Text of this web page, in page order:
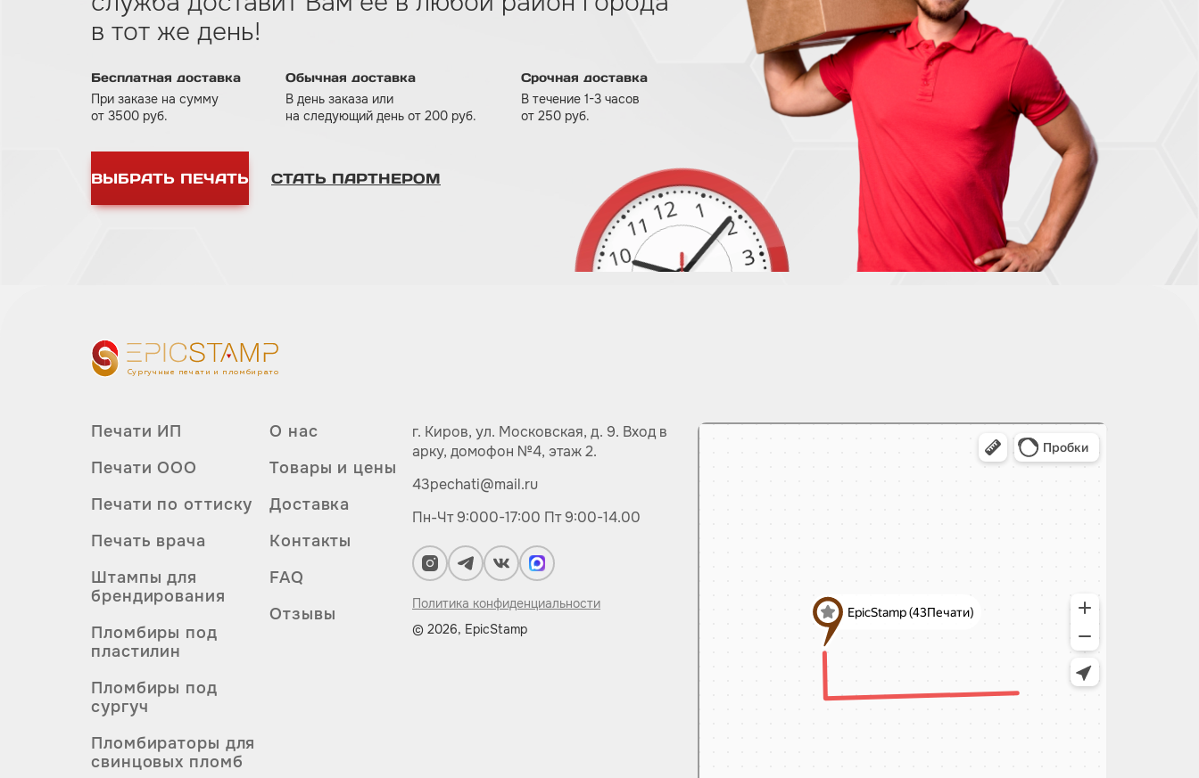
в тот же день!
Бесплатная доставка
При заказе на сумму
от 3500 руб.
Обычная доставка
В день заказа или
на следующий день от 200 руб.
Срочная доставка
В течение 1-3 часов
от 250 руб.
ВЫБРАТЬ ПЕЧАТЬ СТАТЬ ПАРТНЕРОМ
Сургучные печати и пломбираторы
Печати ИП
Печати ООО
Печати по оттиску
Печать врача
Пломбираторы для
свинцовых пломб
Пломбиры под
пластилин
Пломбиры под
сургуч
Штампы для
брендирования
О нас
Товары и цены
Доставка
Контакты
FAQ
Отзывы
г. Киров, ул. Московская, д. 9. Вход в
арку, домофон №4, этаж 2.
43pechati@mail.ru
Пн-Чт 9:000-17:00 Пт 9:00-14.00
Политика конфиденциальности
© 2026, EpicStamp